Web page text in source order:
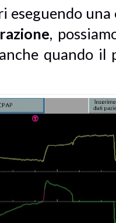
eseguendo una
,
quando il